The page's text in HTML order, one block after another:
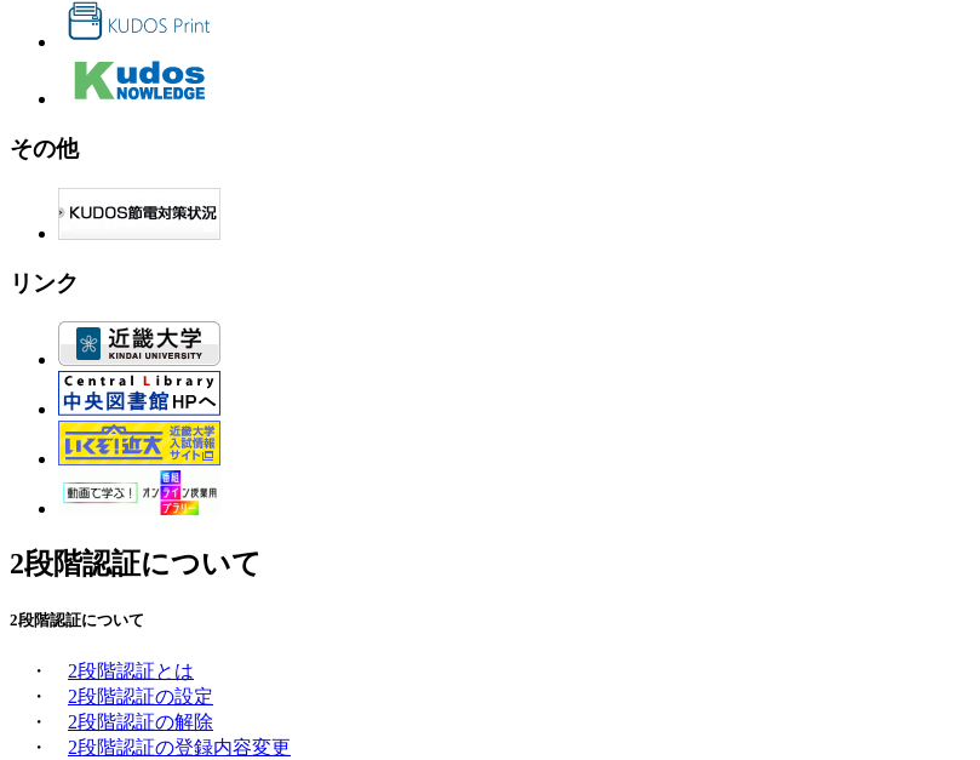
その他
リンク
2段階認証について
2段階認証について
・ 2段階認証とは
・ 2段階認証の設定
・ 2段階認証の解除
・ 2段階認証の登録内容変更